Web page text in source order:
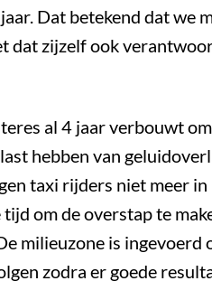
Dat betekend dat we
dat zijzelf ook
al 4 jaar verbouwt
hebben van
taxi rijders niet meer
om de overstap te
milieuzone is
zodra er goede